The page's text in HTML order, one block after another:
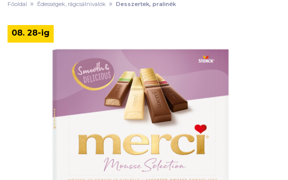
Főoldal Édességek, rágcsálnivalók Desszertek, pralinék
08. 28-ig